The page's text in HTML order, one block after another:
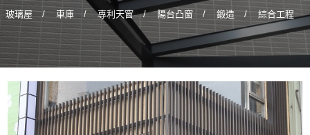
玻璃屋 車庫 專利天窗 陽台凸窗 鍛造 綜合工程